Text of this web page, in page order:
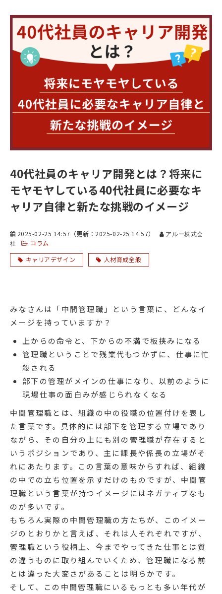
40代社員のキャリア開発とは？将来に
モヤモヤしている40代社員に必要なキ
ャリア自律と新たな挑戦のイメージ
2025-02-25 14:57 （更新： 2025-02-25 14:57）
アルー株式会
社
コラム
キャリアデザイン
人材育成全般
みなさんは「中間管理職」という言葉に、どんなイ
メージを持っていますか？
上からの命令と、下からの不満で板挟みになる
管理職ということで残業代もつかずに、仕事に忙
殺される
部下の管理がメインの仕事になり、以前のように
現場仕事の面白みが感じられなくなる
中間管理職とは、組織の中の役職の位置付けを表し
た言葉です。具体的には部下を管理する立場であり
ながら、その自分の上にも別の管理職が存在すると
いうポジションであり、主に課長や係長の立場がそ
れにあたります。この言葉の意味からすれば、組織
の中での立ち位置を示すだけのものですが、中間管
理職という言葉が持つイメージにはネガティブなも
のが多いです。
もちろん実際の中間管理職の方たちが、このイメー
ジのとおりかと言えば、それは人それぞれですが、
管理職という役柄上、今までやってきた仕事とは質
の違うものに取り組んでいくため、管理職になる前
とは違った大変さがあることは明らかです。
そして、この中間管理職にいるもっとも多い年代が